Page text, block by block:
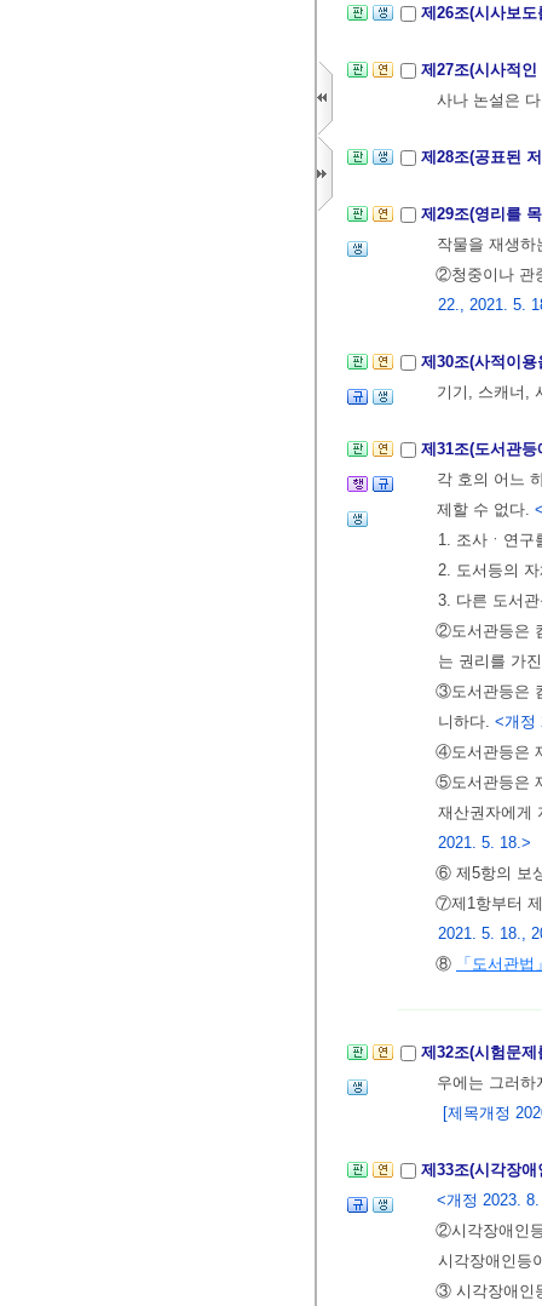
제26조(시사보
제27조(시사적
사나 논설은
제28조(공표된
제29조(영리를
작물을 재생
②청중이나 관
22., 2021. 5.
제30조(사적이
기기, 스캐너,
제31조(도서관
각 호의 어느
제할 수 없다.
1. 조사ㆍ연구
2. 도서등의
3. 다른 도서
②도서관등은
는 권리를 가
③도서관등은
니하다. <개정
④도서관등은
⑤도서관등은
재산권자에게
2021. 5. 18.>
⑥ 제5항의 보
⑦제1항부터
2021. 5. 18.,
⑧
「도서관법
제32조(시험문
우에는 그러
[제목개정
제33조(시각장
<개정 2023.
②시각장애인
시각장애인등
③ 시각장애인